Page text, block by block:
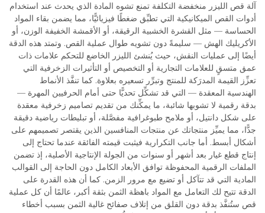
آلة قص الليزر منخفضة التكلفة تمنع تشوه المادة الذي يحدث عند استخدام
أدوات القص الميكانيكية التي تطبِّق ضغطًا فيزيائيًّا، مما يضمن بقاء المواد
الحساسة — مثل القشرة الخشبية الرقيقة، أو الأقمشة الخفيفة الوزن، أو
الأكريليك الهش — سليمةً دون تشويه طوال عملية القص. وتمتد هذه الدقة
أيضًا إلى عمليات النقش، حيث يُنشئ الليزر الخاضع للتحكم علامات ذات
عمق متسقٍ للعلامات التجارية أو التخصيص أو التأثيرات الزخرفية التي
تعزِّز القيمة المدرَكة للمنتج وتبرِّر تسعيره بعلاوة. كما تنفَّذ الأنماط
الهندسية المعقدة — التي قد تشكِّل تحديًّا حتى أمام الحرفيين المهرة —
بدقة رقمية لا تشوبها شائبة، ما يمكِّنك من تقديم تصاميم زخرفية معقدة
على شكل دانتيل، أو ملامح طبوغرافية مفصَّلة، أو تبليطات رياضية دقيقة
جدًّا، مما يميِّز منتجاتك عن منتجات المنافسين الذين يقتصر تصميمهم على
أشكال أبسط. أما جانب التكرارية فيثبت قيمته الفائقة عندما تحتاج إلى
إنتاج قطع غيار بعد أشهر أو سنوات من الجولة الإنتاجية الأصلية، إذ تضمن
الملفات الرقمية المحفوظة توافق الأبعاد الكامل دون الحاجة إلى القوالب
المادية التي قد تتآكل أو تضيع مع مرور الزمن. كما أن هذه القدرة على
الدقة تتيح لك التعامل مع المواد باهظة الثمن بثقة أكبر، عالمًا أن كل عملية
قص ستُنفَّذ بدقة دون القلق من إتلاف صفائح غالية الثمن بسبب أخطاء